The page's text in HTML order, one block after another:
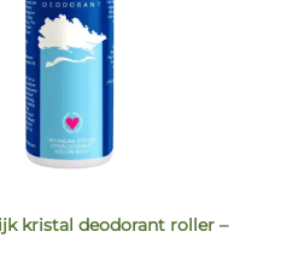
kristal deodorant roller –